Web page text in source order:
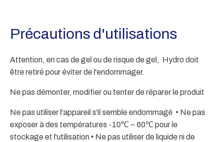
Précautions d'utilisations
Attention, en cas de gel ou de risque de gel, Hydro doit
être retiré pour éviter de l'endommager.
Ne pas démonter, modifier ou tenter de réparer le produit
Ne pas utiliser l'appareil s'il semble endommagé • Ne pas
exposer à des températures -10℃ ~ 60℃ pour le
stockage et l'utilisation • Ne pas utiliser de liquide ni de